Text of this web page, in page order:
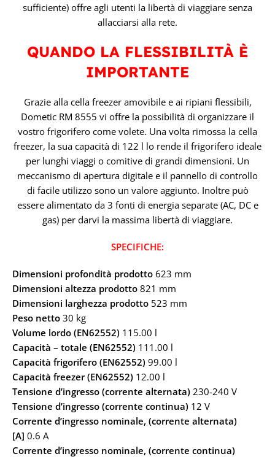
sufficiente) offre agli utenti la libertà di viaggiare senza
allacciarsi alla rete.
QUANDO LA FLESSIBILITÀ È
IMPORTANTE
Grazie alla cella freezer amovibile e ai ripiani flessibili,
Dometic RM 8555 vi offre la possibilità di organizzare il
vostro frigorifero come volete. Una volta rimossa la cella
freezer, la sua capacità di 122 l lo rende il frigorifero ideale
per lunghi viaggi o comitive di grandi dimensioni. Un
meccanismo di apertura digitale e il pannello di controllo
di facile utilizzo sono un valore aggiunto. Inoltre può
essere alimentato da 3 fonti di energia separate (AC, DC e
gas) per darvi la massima libertà di viaggiare.
SPECIFICHE:
Dimensioni profondità prodotto 623 mm
Dimensioni altezza prodotto 821 mm
Dimensioni larghezza prodotto 523 mm
Peso netto 30 kg
Volume lordo (EN62552) 115.00 l
Capacità – totale (EN62552) 111.00 l
Capacità frigorifero (EN62552) 99.00 l
Capacità freezer (EN62552) 12.00 l
Tensione d’ingresso (corrente alternata) 230-240 V
Tensione d’ingresso (corrente continua) 12 V
Corrente d’ingresso nominale, (corrente alternata)
[A] 0.6 A
Corrente d’ingresso nominale, (corrente continua)